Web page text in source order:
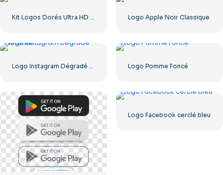
Logo Apple Noir Classique
Logo Pomme Foncé
Logo Facebook cerclé bleu